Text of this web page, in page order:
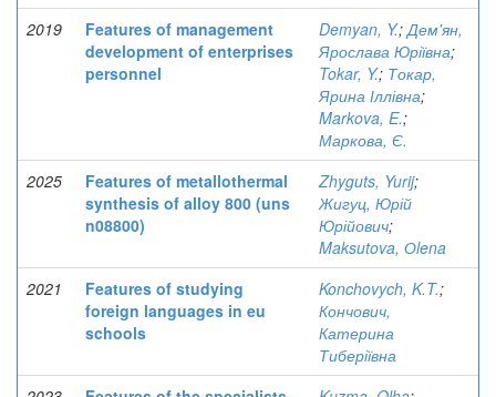
2019
Features of management
development of enterprises
personnel
Demyan, Y.;Дем'ян,
Ярослава Юріївна;
Tokar, Y.; Токар,
Ярина Іллівна;
Markova, E.;
Маркова, Є.
2025
Features of metallothermal
synthesis of alloy 800 (uns
n08800)
Zhyguts, Yurij;
Жигуц, Юрій
Юрійович;
Maksutova, Оlena
2021
Features of studying
foreign languages in eu
schools
Konchovych, K.T.;
Кончович,
Катерина
Тиберіївна